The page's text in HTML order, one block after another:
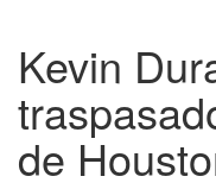
Kevin
de